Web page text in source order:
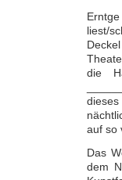
liest/
die
auf so
Das
dem